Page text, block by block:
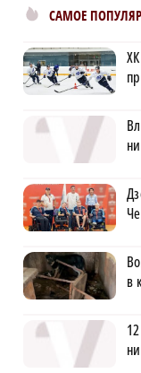
САМОЕ
в